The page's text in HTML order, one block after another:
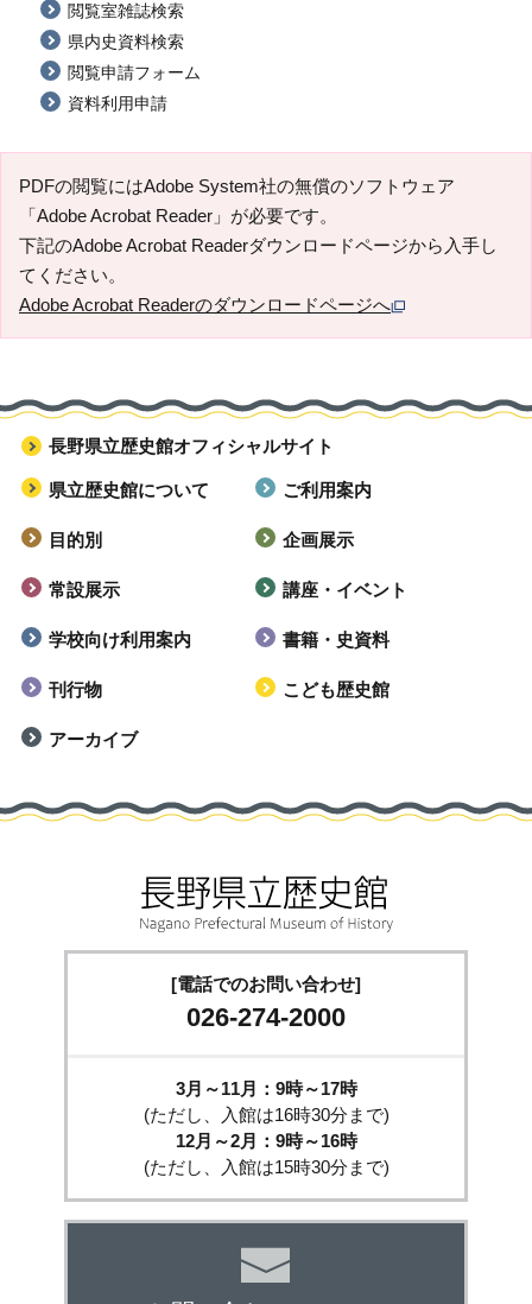
閲覧室雑誌検索
県内史資料検索
閲覧申請フォーム
資料利用申請
PDFの閲覧にはAdobe System社の無償のソフトウェア
「Adobe Acrobat Reader」が必要です。
下記のAdobe Acrobat Readerダウンロードページから入手し
てください。
Adobe Acrobat Readerのダウンロードページへ
長野県立歴史館オフィシャルサイト
県立歴史館について ご利用案内
目的別 企画展示
常設展示 講座・イベント
学校向け利用案内 書籍・史資料
刊行物 こども歴史館
アーカイブ
[電話でのお問い合わせ]
026-274-2000
3月～11月：9時～17時
(ただし、入館は16時30分まで)
12月～2月：9時～16時
(ただし、入館は15時30分まで)